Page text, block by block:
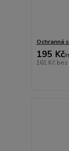
Ochranná
195 Kč/
161 Kč bez